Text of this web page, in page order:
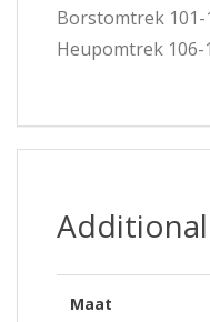
Borstomtrek 101-
Heupomtrek 106-
Maat